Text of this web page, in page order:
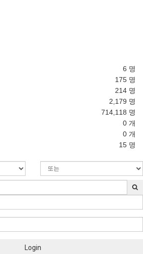
6 명
175 명
214 명
2,179 명
714,118 명
0 개
0 개
15 명
Login